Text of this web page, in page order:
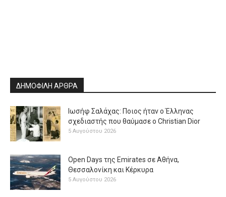
ΔΗΜΟΦΙΛΗ ΑΡΘΡΑ
Ιωσήφ Σαλάχας: Ποιος ήταν ο Έλληνας
σχεδιαστής που θαύμασε ο Christian Dior
5 Αυγούστου 2026
Open Days της Emirates σε Αθήνα,
Θεσσαλονίκη και Κέρκυρα
5 Αυγούστου 2026